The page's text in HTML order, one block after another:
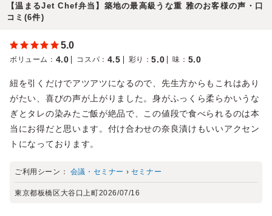
【温まるJet Chef弁当】築地の最高級うな重 雅のお客様の声・口
コミ(6件)
5.0
ボリューム ： 4.0 コスパ ： 4.5 彩り ：5.0 味 ： 5.0
紐を引くだけでアツアツになるので、先生方からもこれはあり
がたい、喜びの声が上がりました。身がふっくら柔らかいうな
ぎとタレの染みたご飯が絶品で、この値段で食べられるのは本
当にお得だと思います。付け合わせの奈良漬けもいいアクセン
トになっております。
ご利用シーン： 会議・セミナー › セミナー
東京都板橋区大谷口上町2026/07/16